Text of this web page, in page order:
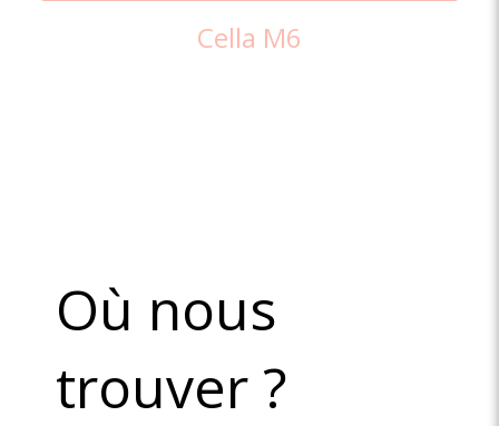
Cella M6
Où nous
trouver ?